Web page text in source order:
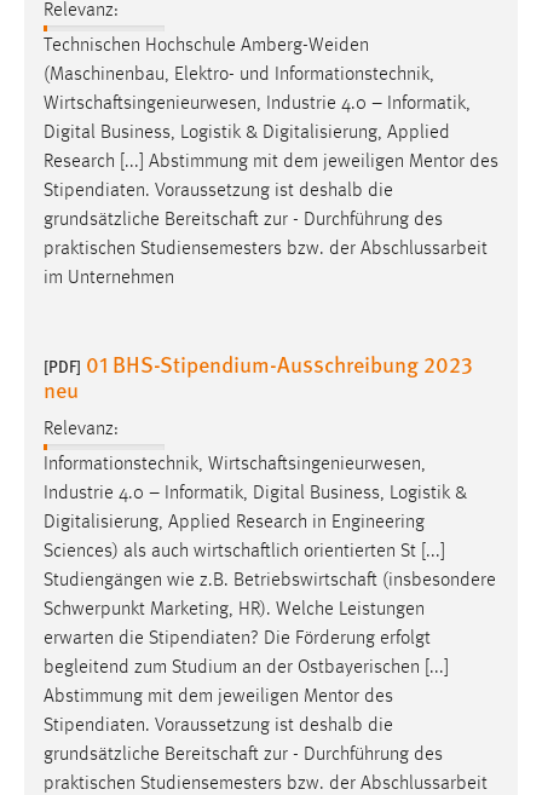
Relevanz:
Technischen Hochschule Amberg-Weiden
(Maschinenbau, Elektro- und Informationstechnik,
Wirtschaftsingenieurwesen, Industrie 4.0 – Informatik,
Digital Business, Logistik & Digitalisierung, Applied
Research [...] Abstimmung mit dem jeweiligen Mentor des
Stipendiaten. Voraussetzung ist deshalb die
grundsätzliche Bereitschaft zur - Durchführung des
praktischen Studiensemesters bzw. der Abschlussarbeit
im Unternehmen
[PDF] 01 BHS-Stipendium-Ausschreibung 2023
neu
Relevanz:
Informationstechnik, Wirtschaftsingenieurwesen,
Industrie 4.0 – Informatik, Digital Business, Logistik &
Digitalisierung, Applied Research in Engineering
Sciences) als auch wirtschaftlich orientierten St [...]
Studiengängen wie z.B. Betriebswirtschaft (insbesondere
Schwerpunkt Marketing, HR). Welche Leistungen
erwarten die Stipendiaten? Die Förderung erfolgt
begleitend zum Studium an der Ostbayerischen [...]
Abstimmung mit dem jeweiligen Mentor des
Stipendiaten. Voraussetzung ist deshalb die
grundsätzliche Bereitschaft zur - Durchführung des
praktischen Studiensemesters bzw. der Abschlussarbeit